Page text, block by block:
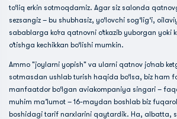
to‘liq erkin sotmoqdamiz. Agar siz salonda
sezsangiz – bu shubhasiz, yo‘lovchi sog‘lig‘i,
sabablarga ko‘ra qatnovni o‘tkazib yuborgan yoki
o‘tishga kechikkan bo‘lishi mumkin.
Ammo "joylarni yopish" va ularni qatnov jo‘nab
sotmasdan ushlab turish haqida bo‘lsa, biz ham
manfaatdor bo‘lgan aviakompaniya singari –
muhim ma’lumot – 16-maydan boshlab biz
boshidagi tarif narxlarini qaytardik. Ha, albatta,